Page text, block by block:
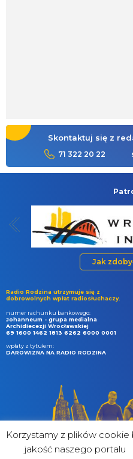
Skontaktuj się z
71 322 20 22
Jak
Radio Rodzina utrzymuje się z
dobrowolnych wpłat radiosłuchaczy.
numer rachunku bankowego:
Johanneum - grupa medialna
Archidiecezji Wrocławskiej
69 1600 1462 1813 6262 6000 0001
wpłaty z tytułem:
DAROWIZNA NA RADIO RODZINA
Korzystamy z plików
jakość naszego portalu